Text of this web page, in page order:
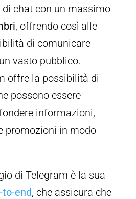
di chat con un massimo
, offrendo così alle
di comunicare
vasto pubblico.
offre la possibilità di
possono essere
informazioni,
promozioni in modo
di Telegram è la sua
end, che assicura che